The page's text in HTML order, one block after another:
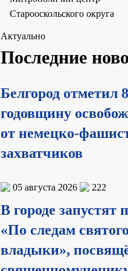
Старооскольского округа
Актуально
Последние
Белгород отметил
годовщину
от немецко-
захватчиков
05 августа 2026 222
В городе запустят
«По следам святого
владыки»,